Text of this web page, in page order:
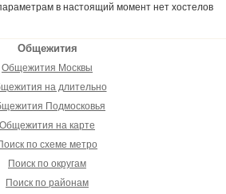
в настоящий момент нет хостелов
Общежития
Общежития Москвы
на длительно
Подмосковья
Общежития на карте
по схеме метро
Поиск по округам
Поиск по районам